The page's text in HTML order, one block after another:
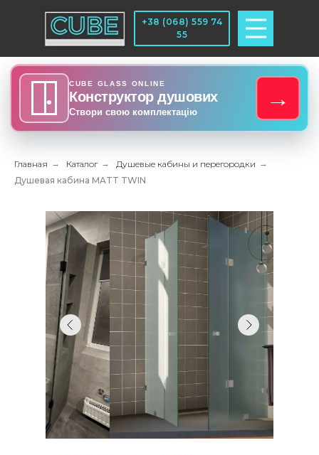
CUBE GLASS ONLINE
Конструктор душових
Створи свою комплектацію →
+38 (068) 559 74
55
Главная → Каталог → Душевые кабины и перегородки →
Душевая кабина MATT TWIN